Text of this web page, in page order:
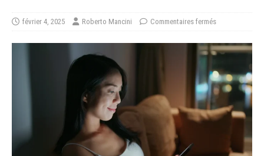
février 4, 2025 Roberto Mancini Commentaires fermés